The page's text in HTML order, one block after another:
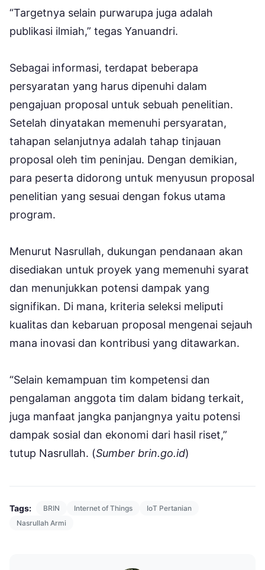
“Targetnya selain purwarupa juga adalah
publikasi ilmiah,” tegas Yanuandri.
Sebagai informasi, terdapat beberapa
persyaratan yang harus dipenuhi dalam
pengajuan proposal untuk sebuah penelitian.
Setelah dinyatakan memenuhi persyaratan,
tahapan selanjutnya adalah tahap tinjauan
proposal oleh tim peninjau. Dengan demikian,
para peserta didorong untuk menyusun proposal
penelitian yang sesuai dengan fokus utama
program.
Menurut Nasrullah, dukungan pendanaan akan
disediakan untuk proyek yang memenuhi syarat
dan menunjukkan potensi dampak yang
signifikan. Di mana, kriteria seleksi meliputi
kualitas dan kebaruan proposal mengenai sejauh
mana inovasi dan kontribusi yang ditawarkan.
“Selain kemampuan tim kompetensi dan
pengalaman anggota tim dalam bidang terkait,
juga manfaat jangka panjangnya yaitu potensi
dampak sosial dan ekonomi dari hasil riset,”
tutup Nasrullah. (Sumber brin.go.id)
Tags: BRIN Internet of Things
IoT Pertanian
Nasrullah Armi